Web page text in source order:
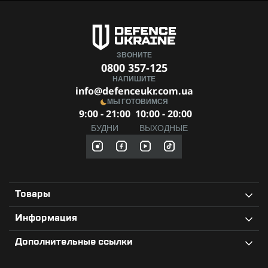
новым достижениям. Надежность и комфорт,
проверенные настоящими экспертами!
ЗВОНИТЕ
0800 357-125
НАПИШИТЕ
info@defenceukr.com.ua
МЫ ГОТОВИМСЯ
9:00 - 21:00
БУДНИ
10:00 - 20:00
ВЫХОДНЫЕ
Товары
Информация
Дополнительные ссылки